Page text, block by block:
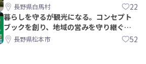
長野県白馬村 22
暮らしを守るが観光になる。コンセプト
ブックを創り、地域の営みを守り継ぐ仲
間を集めませんか？
長野県松本市 52